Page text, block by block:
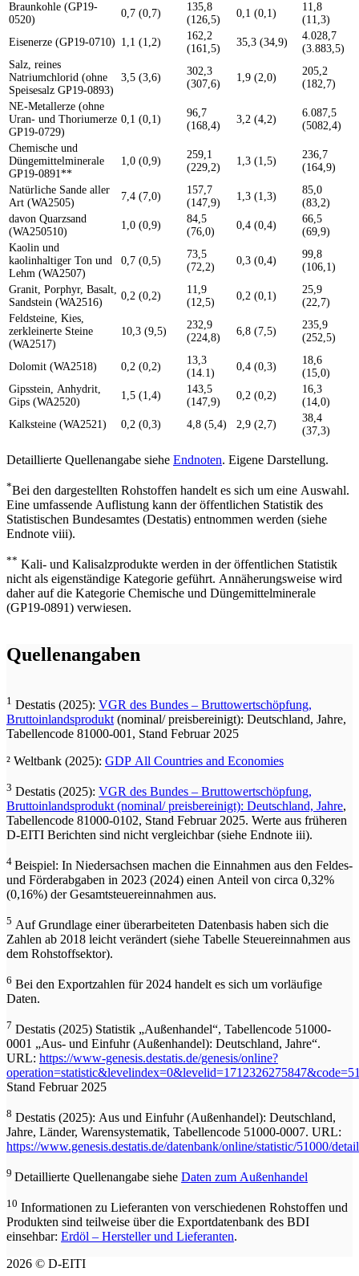
Braunkohle (GP19-
0520)
0,7 (0,7)
135,8
(126,5)
0,1 (0,1)
11,8
(11,3)
Eisenerze (GP19-0710) 1,1 (1,2)
162,2
(161,5)
35,3 (34,9)
4.028,7
(3.883,5)
Salz, reines
Natriumchlorid (ohne
Speisesalz GP19-0893)
3,5 (3,6)
302,3
(307,6)
1,9 (2,0)
205,2
(182,7)
NE-Metallerze (ohne
Uran- und Thoriumerze
GP19-0729)
0,1 (0,1)
96,7
(168,4)
3,2 (4,2)
6.087,5
(5082,4)
Chemische und
Düngemittelminerale
GP19-0891**
1,0 (0,9)
259,1
(229,2)
1,3 (1,5)
236,7
(164,9)
Natürliche Sande aller
Art (WA2505)
7,4 (7,0)
157,7
(147,9)
1,3 (1,3)
85,0
(83,2)
davon Quarzsand
(WA250510)
1,0 (0,9)
84,5
(76,0)
0,4 (0,4)
66,5
(69,9)
Kaolin und
kaolinhaltiger Ton und
Lehm (WA2507)
0,7 (0,5)
73,5
(72,2)
0,3 (0,4)
99,8
(106,1)
Granit, Porphyr, Basalt,
Sandstein (WA2516)
0,2 (0,2)
11,9
(12,5)
0,2 (0,1)
25,9
(22,7)
Feldsteine, Kies,
zerkleinerte Steine
(WA2517)
10,3 (9,5)
232,9
(224,8)
6,8 (7,5)
235,9
(252,5)
Dolomit (WA2518) 0,2 (0,2)
13,3
(14.1)
0,4 (0,3)
18,6
(15,0)
Gipsstein, Anhydrit,
Gips (WA2520)
1,5 (1,4)
143,5
(147,9)
0,2 (0,2)
16,3
(14,0)
Kalksteine (WA2521)
0,2 (0,3) 4,8 (5,4) 2,9 (2,7)
38,4
(37,3)
Detaillierte Quellenangabe siehe Endnoten. Eigene Darstellung.
*Bei den dargestellten Rohstoffen handelt es sich um eine Auswahl.
Eine umfassende Auflistung kann der öffentlichen Statistik des
Statistischen Bundesamtes (Destatis) entnommen werden (siehe
Endnote viii).
** Kali- und Kalisalzprodukte werden in der öffentlichen Statistik
nicht als eigenständige Kategorie geführt. Annäherungsweise wird
daher auf die Kategorie Chemische und Düngemittelminerale
(GP19-0891) verwiesen.
Quellenangaben
1 Destatis (2025): VGR des Bundes – Bruttowertschöpfung,
Bruttoinlandsprodukt (nominal/ preisbereinigt): Deutschland, Jahre,
Tabellencode 81000-001, Stand Februar 2025
² Weltbank (2025): GDP All Countries and Economies
3 Destatis (2025): VGR des Bundes – Bruttowertschöpfung,
Bruttoinlandsprodukt (nominal/ preisbereinigt): Deutschland, Jahre,
Tabellencode 81000-0102, Stand Februar 2025. Werte aus früheren
D-EITI Berichten sind nicht vergleichbar (siehe Endnote iii).
4 Beispiel: In Niedersachsen machen die Einnahmen aus den Feldes-
und Förderabgaben in 2023 (2024) einen Anteil von circa 0,32%
(0,16%) der Gesamtsteuereinnahmen aus.
5 Auf Grundlage einer überarbeiteten Datenbasis haben sich die
Zahlen ab 2018 leicht verändert (siehe Tabelle Steuereinnahmen aus
dem Rohstoffsektor).
6 Bei den Exportzahlen für 2024 handelt es sich um vorläufige
Daten.
7 Destatis (2025) Statistik „Außenhandel“, Tabellencode 51000-
0001 „Aus- und Einfuhr (Außenhandel): Deutschland, Jahre“.
URL: https://www-genesis.destatis.de/genesis/online?
Stand Februar 2025
8 Destatis (2025): Aus und Einfuhr (Außenhandel): Deutschland,
Jahre, Länder, Warensystematik, Tabellencode 51000-0007. URL:
https://www.genesis.destatis.de/datenbank/online/statistic/51000/
9 Detaillierte Quellenangabe siehe Daten zum Außenhandel​
10 Informationen zu Lieferanten von verschiedenen Rohstoffen und
Produkten sind teilweise über die Exportdatenbank des BDI
einsehbar: Erdöl – Hersteller und Lieferanten.
2026 © D-EITI